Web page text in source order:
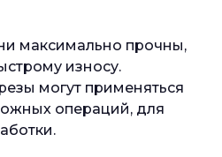
максимально прочны,
износу.
могут применяться
операций, для